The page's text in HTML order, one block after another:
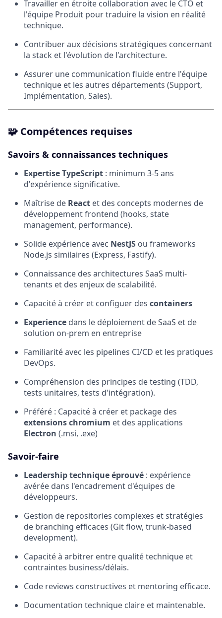
Travailler en étroite collaboration avec le CTO et
l'équipe Produit pour traduire la vision en réalité
technique.
Contribuer aux décisions stratégiques concernant
la stack et l'évolution de l'architecture.
Assurer une communication fluide entre l'équipe
technique et les autres départements (Support,
Implémentation, Sales).
🧩 Compétences requises
Savoirs & connaissances techniques
Expertise TypeScript : minimum 3-5 ans
d'expérience significative.
Maîtrise de React et des concepts modernes de
développement frontend (hooks, state
management, performance).
Solide expérience avec NestJS ou frameworks
Node.js similaires (Express, Fastify).
Connaissance des architectures SaaS multi-
tenants et des enjeux de scalabilité.
Capacité à créer et configuer des containers
Experience dans le déploiement de SaaS et de
solution on-prem en entreprise
Familiarité avec les pipelines CI/CD et les pratiques
DevOps.
Compréhension des principes de testing (TDD,
tests unitaires, tests d'intégration).
Préféré : Capacité à créer et package des
extensions chromium et des applications
Electron (.msi, .exe)
Savoir-faire
Leadership technique éprouvé : expérience
avérée dans l'encadrement d'équipes de
développeurs.
Gestion de repositories complexes et stratégies
de branching efficaces (Git flow, trunk-based
development).
Capacité à arbitrer entre qualité technique et
contraintes business/délais.
Code reviews constructives et mentoring efficace.
Documentation technique claire et maintenable.